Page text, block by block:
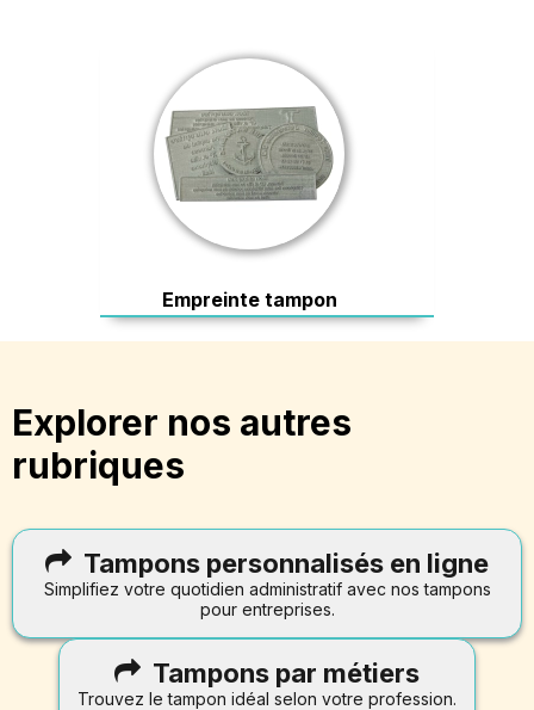
Empreinte tampon
Explorer nos autres
rubriques
Tampons personnalisés en ligne
Simplifiez votre quotidien administratif avec nos tampons
pour entreprises.
Tampons par métiers
Trouvez le tampon idéal selon votre profession.